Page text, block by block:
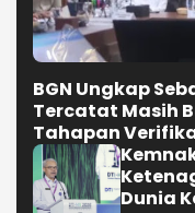
BGN Ungkap
Tercatat Masih
Tahapan
Siap Beroperasi
Dunia